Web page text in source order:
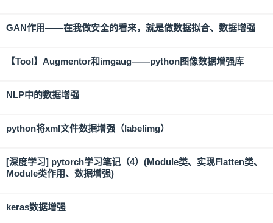
GAN作用——在我做安全的看来，就是做数据拟合、数据增强
【Tool】Augmentor和imgaug——python图像数据增强库
NLP中的数据增强
python将xml文件数据增强（labelimg）
[深度学习] pytorch学习笔记（4）(Module类、实现Flatten类、
Module类作用、数据增强)
keras数据增强